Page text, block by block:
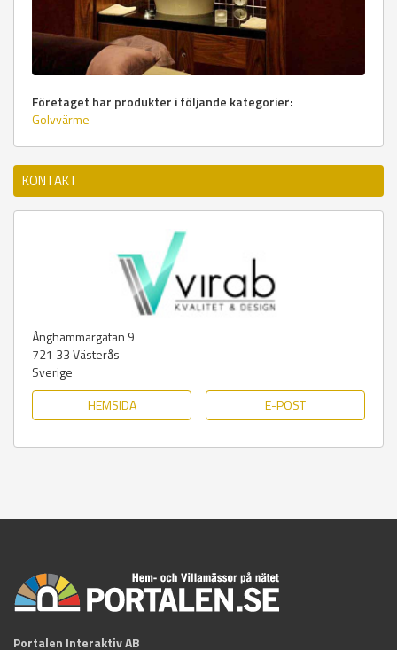
Företaget har produkter i följande kategorier:
Golvvärme
KONTAKT
Ånghammargatan 9
721 33Västerås
Sverige
HEMSIDA
E-POST
Portalen Interaktiv AB